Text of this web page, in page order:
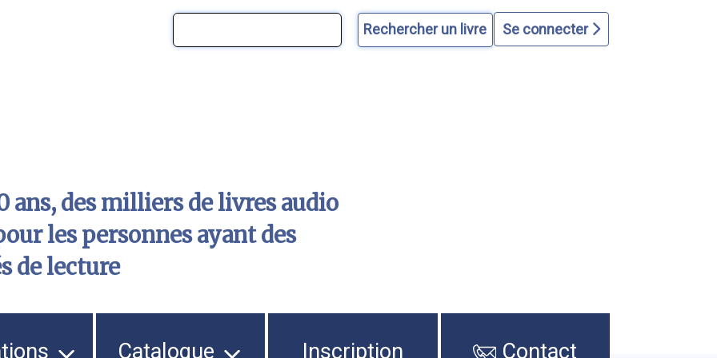
Se connecter
ans, des milliers de livres audio
les personnes ayant des
de lecture
Catalogue Inscription Contact